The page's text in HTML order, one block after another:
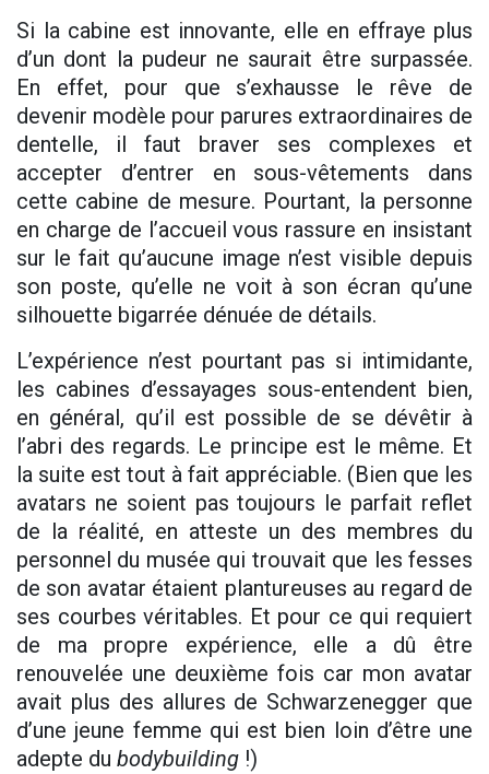
Si la cabine est innovante, elle en effraye plus
d’un dont la pudeur ne saurait être surpassée.
En effet, pour que s’exhausse le rêve de
devenir modèle pour parures extraordinaires de
dentelle, il faut braver ses complexes et
accepter d’entrer en sous-vêtements dans
cette cabine de mesure. Pourtant, la personne
en charge de l’accueil vous rassure en insistant
sur le fait qu’aucune image n’est visible depuis
son poste, qu’elle ne voit à son écran qu’une
silhouette bigarrée dénuée de détails.
L’expérience n’est pourtant pas si intimidante,
les cabines d’essayages sous-entendent bien,
en général, qu’il est possible de se dévêtir à
l’abri des regards. Le principe est le même. Et
la suite est tout à fait appréciable. (Bien que les
avatars ne soient pas toujours le parfait reflet
de la réalité, en atteste un des membres du
personnel du musée qui trouvait que les fesses
de son avatar étaient plantureuses au regard de
ses courbes véritables. Et pour ce qui requiert
de ma propre expérience, elle a dû être
renouvelée une deuxième fois car mon avatar
avait plus des allures de Schwarzenegger que
d’une jeune femme qui est bien loin d’être une
adepte du bodybuilding !)